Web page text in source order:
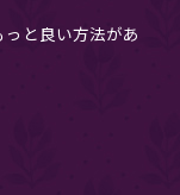
と良い方法があ